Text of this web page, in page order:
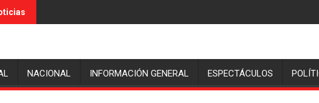
NACIONAL INFORMACIÓN GENERAL ESPECTÁCULOS